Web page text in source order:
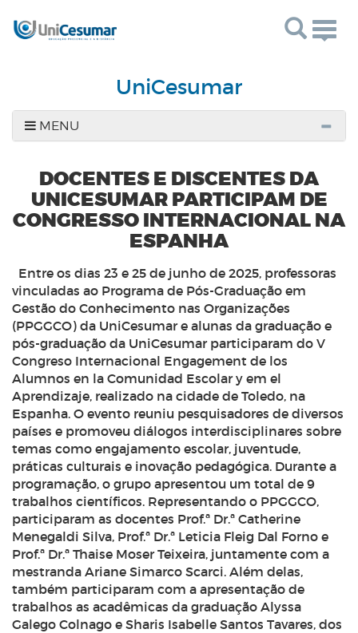
UniCesumar
MENU
DOCENTES E DISCENTES DA
UNICESUMAR PARTICIPAM DE
CONGRESSO INTERNACIONAL NA
ESPANHA
Entre os dias 23 e 25 de junho de 2025, professoras
vinculadas ao Programa de Pós-Graduação em
Gestão do Conhecimento nas Organizações
(PPGGCO) da UniCesumar e alunas da graduação e
pós-graduação da UniCesumar participaram do V
Congreso Internacional Engagement de los
Alumnos en la Comunidad Escolar y em el
Aprendizaje, realizado na cidade de Toledo, na
Espanha. O evento reuniu pesquisadores de diversos
países e promoveu diálogos interdisciplinares sobre
temas como engajamento escolar, juventude,
práticas culturais e inovação pedagógica. Durante a
programação, o grupo apresentou um total de 9
trabalhos científicos. Representando o PPGGCO,
participaram as docentes Prof.ª Dr.ª Catherine
Menegaldi Silva, Prof.ª Dr.ª Leticia Fleig Dal Forno e
Prof.ª Dr.ª Thaise Moser Teixeira, juntamente com a
mestranda Ariane Simarco Scarci. Além delas,
também participaram com a apresentação de
trabalhos as acadêmicas da graduação Alyssa
Galego Colnago e Sharis Isabelle Santos Tavares, dos